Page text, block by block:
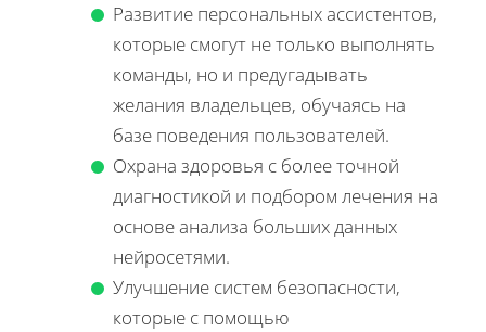
Развитие персональных ассистентов,
которые смогут не только выполнять
команды, но и предугадывать
желания владельцев, обучаясь на
базе поведения пользователей.
Охрана здоровья с более точной
диагностикой и подбором лечения на
основе анализа больших данных
нейросетями.
Улучшение систем безопасности,
которые с помощью